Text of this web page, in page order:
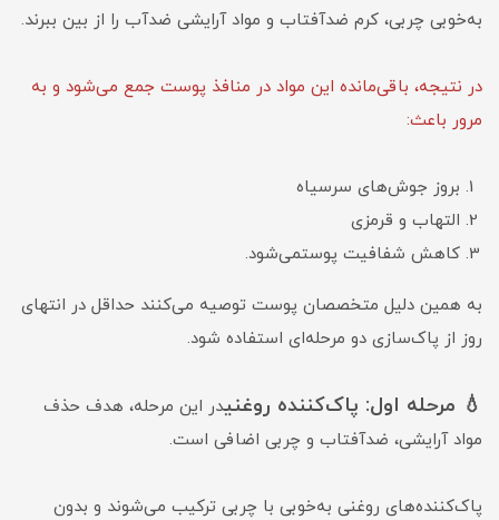
به‌خوبی چربی، کرم ضدآفتاب و مواد آرایشی ضدآب را از بین ببرند.
در نتیجه، باقی‌مانده این مواد در منافذ پوست جمع می‌شود و به
مرور باعث:
بروز جوش‌های سرسیاه
التهاب و قرمزی
کاهش شفافیت پوستمی‌شود.
به همین دلیل متخصصان پوست توصیه می‌کنند حداقل در انتهای
روز از پاک‌سازی دو مرحله‌ای استفاده شود.
💧 مرحله اول: پاک‌کننده روغنیدر این مرحله، هدف حذف
مواد آرایشی، ضدآفتاب و چربی اضافی است.
پاک‌کننده‌های روغنی به‌خوبی با چربی ترکیب می‌شوند و بدون